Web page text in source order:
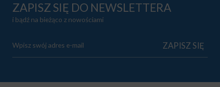
ZAPISZ SIĘ DO NEWSLETTERA
i bądź na bieżąco z nowościami